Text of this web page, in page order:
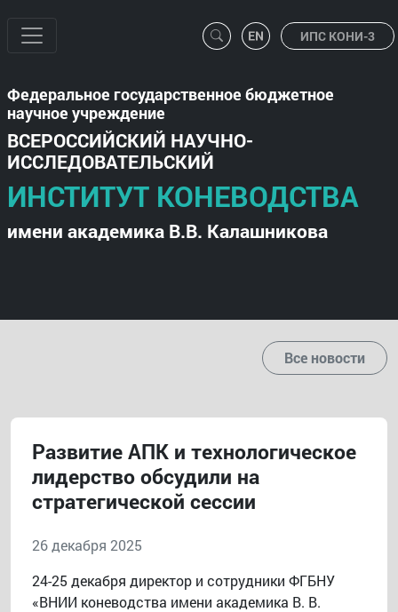
ИПС КОНИ-3
Федеральное государственное бюджетное
научное учреждение
ВСЕРОССИЙСКИЙ НАУЧНО-
ИССЛЕДОВАТЕЛЬСКИЙ
ИНСТИТУТ КОНЕВОДСТВА
имени академика В.В. Калашникова
Все новости
Развитие АПК и технологическое
лидерство обсудили на
стратегической сессии
26 декабря 2025
24-25 декабря директор и сотрудники ФГБНУ
«ВНИИ коневодства имени академика В. В.